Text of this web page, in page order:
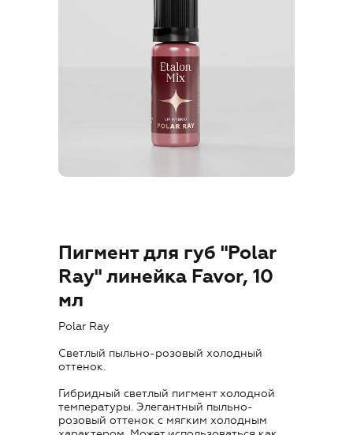
О нас
Продукция
Где купить
Обучение
+7 (800) 707-50-92
Пигмент для губ "Polar
Ray" линейка Favor, 10
мл
Polar Ray
Светлый пыльно-розовый холодный
оттенок.
Гибридный светлый пигмент холодной
температуры. Элегантный пыльно-
розовый оттенок с мягким холодным